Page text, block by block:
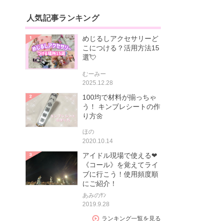
人気記事ランキング
めじるしアクセサリーど
こにつける？活用方法15
選💘
むーみー
2025.12.28
100均で材料が揃っちゃ
う！ キンブレシートの作
り方🌼
ほの
2020.10.14
アイドル現場で使える❤
《コール》を覚えてライ
ブに行こう！使用頻度順
にご紹介！
あみのｻﾝ
2019.9.28
ランキング一覧を見る